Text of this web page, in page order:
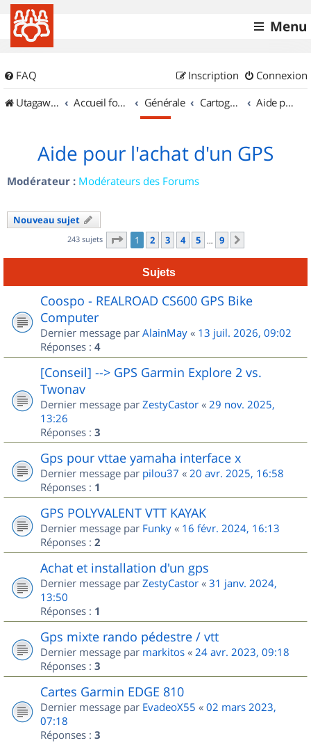
Menu
FAQ Connexion
Inscription
UtagawaVTT (Randos VTT et VTTAE avec traces GPS)
Accueil forum Générale Cartographie et GPS Aide pour l'achat d'un GPS
Aide pour l'achat d'un GPS
Modérateur : Modérateurs des Forums
Nouveau sujet
243 sujets Page 1sur
1 2 3 4 5 … 9
Sujets
Coospo - REALROAD CS600 GPS Bike
Computer
Dernier message par AlainMay « 13 juil. 2026, 09:02
Réponses : 4
[Conseil] --> GPS Garmin Explore 2 vs.
Twonav
Dernier message par ZestyCastor « 29 nov. 2025,
13:26
Réponses : 3
Gps pour vttae yamaha interface x
Dernier message par pilou37 « 20 avr. 2025, 16:58
Réponses : 1
GPS POLYVALENT VTT KAYAK
Dernier message par Funky « 16 févr. 2024, 16:13
Réponses : 2
Achat et installation d'un gps
Dernier message par ZestyCastor « 31 janv. 2024,
13:50
Réponses : 1
Gps mixte rando pédestre / vtt
Dernier message par markitos « 24 avr. 2023, 09:18
Réponses : 3
Cartes Garmin EDGE 810
Dernier message par EvadeoX55 « 02 mars 2023,
07:18
Réponses : 3